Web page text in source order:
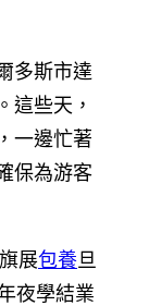
多斯市達
這些天，
一邊忙著
保為游客
展包養旦
夜學結業